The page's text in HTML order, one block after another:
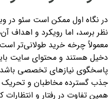
معمولاً چرخه خرید طولانی‌تر
دخیل هستند و محتوای سایت باید
جذب گسترده مخاطبان و تحریک
همین تفاوت در رفتار و